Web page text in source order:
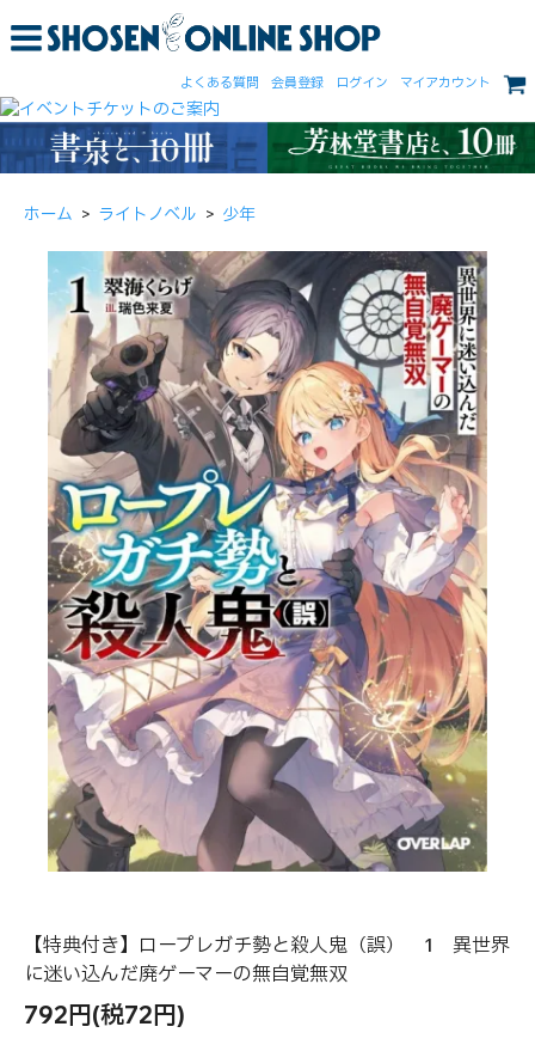
よくある質問 会員登録 ログイン マイアカウント
ホーム > ライトノベル > 少年
【特典付き】ロープレガチ勢と殺人鬼（誤） 1 異世界
に迷い込んだ廃ゲーマーの無自覚無双
792円(税72円)